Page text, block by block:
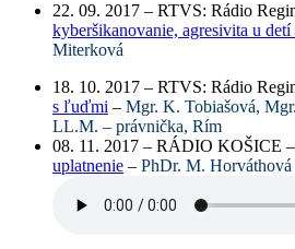
22. 09. 2017 – RTVS: Rádio
kyberšikanovanie, agresivita u detí
Miterková
18. 10. 2017 – RTVS: Rádio
s ľuďmi – Mgr. K. Tobiašová,
LL.M. – právnička, Rím
08. 11. 2017 – RÁDIO KOŠICE –
uplatnenie – PhDr. M. Horváthová